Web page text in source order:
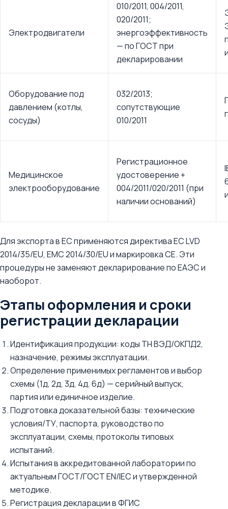
Электродвигатели
010/2011, 004/2011,
020/2011;
энергоэффективность
— по ГОСТ при
декларировании
Оборудование под
давлением (котлы,
сосуды)
032/2013;
сопутствующие
010/2011
Медицинское
электрооборудование
Регистрационное
удостоверение +
004/2011/020/2011 (при
наличии оснований)
Для экспорта в ЕС применяются директива ЕС LVD
2014/35/EU, EMC 2014/30/EU и маркировка CE. Эти
процедуры не заменяют декларирование по ЕАЭС и
наоборот.
Этапы оформления и сроки
регистрации декларации
Идентификация продукции: коды ТН ВЭД/ОКПД2,
назначение, режимы эксплуатации.
Определение применимых регламентов и выбор
схемы (1д, 2д, 3д, 4д, 6д) — серийный выпуск,
партия или единичное изделие.
Подготовка доказательной базы: технические
условия/ТУ, паспорта, руководство по
эксплуатации, схемы, протоколы типовых
испытаний.
Испытания в аккредитованной лаборатории по
актуальным ГОСТ/ГОСТ EN/IEC и утвержденной
методике.
Регистрация декларации в ФГИС